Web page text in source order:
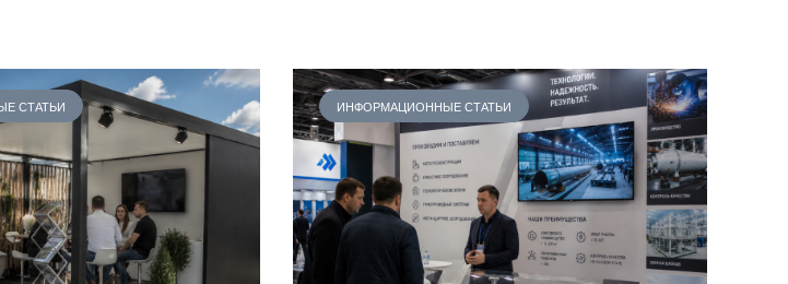
СТАТЬИ ИНФОРМАЦИОННЫЕ СТАТЬИ